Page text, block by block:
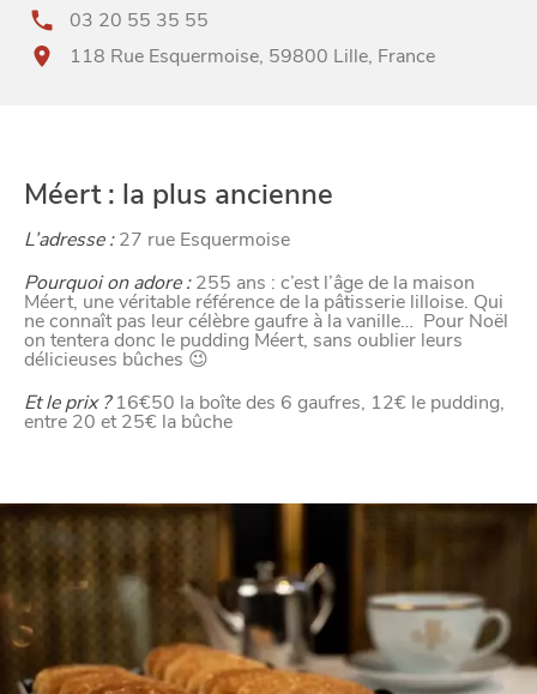
03 20 55 35 55
118 Rue Esquermoise, 59800 Lille, France
Méert : la plus ancienne
L’adresse :27 rue Esquermoise
Pourquoi on adore :255 ans : c’est l’âge de la maison
Méert, une véritable référence de la pâtisserie lilloise. Qui
ne connaît pas leur célèbre gaufre à la vanille… Pour Noël
on tentera donc le pudding Méert, sans oublier leurs
délicieuses bûches 😉
Et le prix ?16€50 la boîte des 6 gaufres, 12€ le pudding,
entre 20 et 25€ la bûche
CANAILLE
À LILLE
ET SA RÉGION
DEPUIS 1973